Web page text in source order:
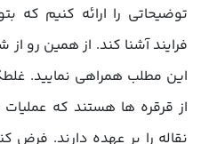
توضیحاتی را ارائه کنیم که
فرایند آشنا کند. از همین رو
این مطلب همراهی نمایید.
از قرقره ها هستند که
نقاله را بر عهده دارند.